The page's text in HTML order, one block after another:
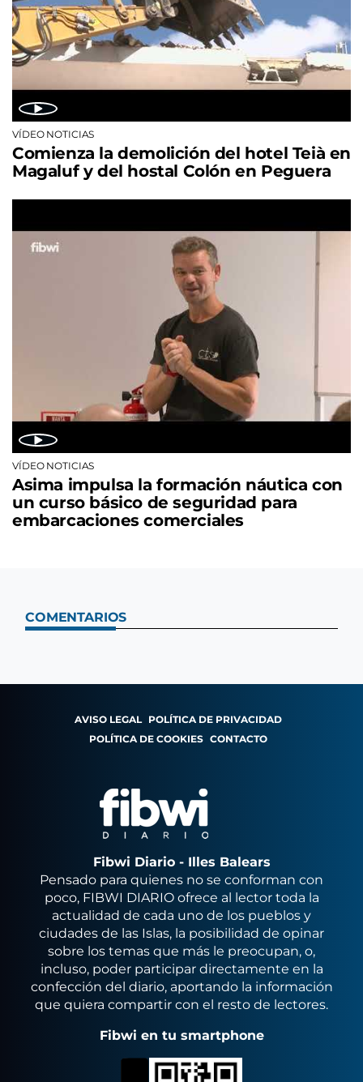
VÍDEO NOTICIAS
Comienza la demolición del hotel Teià en
Magaluf y del hostal Colón en Peguera
VÍDEO NOTICIAS
Asima impulsa la formación náutica con
un curso básico de seguridad para
embarcaciones comerciales
COMENTARIOS
AVISO LEGAL POLÍTICA DE PRIVACIDAD
POLÍTICA DE COOKIES CONTACTO
Fibwi Diario - Illes Balears
Pensado para quienes no se conforman con
poco, FIBWI DIARIO ofrece al lector toda la
actualidad de cada uno de los pueblos y
ciudades de las Islas, la posibilidad de opinar
sobre los temas que más le preocupan, o,
incluso, poder participar directamente en la
confección del diario, aportando la información
que quiera compartir con el resto de lectores.
Fibwi en tu smartphone